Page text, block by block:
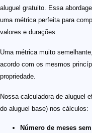
aluguel gratuito. Essa
uma métrica perfeita para
valores e durações.
Uma métrica muito
acordo com os mesmos
propriedade.
Nossa calculadora de aluguel
do aluguel base) nos cálculos:
Número de meses